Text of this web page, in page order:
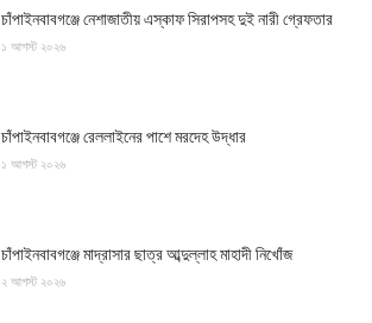
চাঁপাইনবাবগঞ্জে নেশাজাতীয় এস্কাফ সিরাপসহ দুই নারী গ্রেফতার
১ আগস্ট ২০২৬
চাঁপাইনবাবগঞ্জে রেললাইনের পাশে মরদেহ উদ্ধার
১ আগস্ট ২০২৬
চাঁপাইনবাবগঞ্জে মাদ্রাসার ছাত্র আব্দুল্লাহ মাহাদী নিখোঁজ
২ আগস্ট ২০২৬